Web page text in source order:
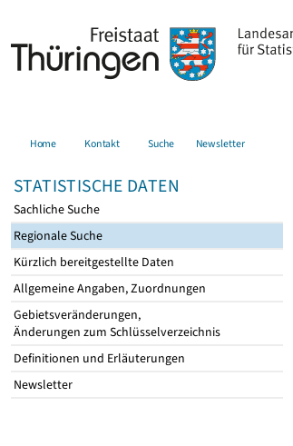
Home Kontakt Suche Newsletter
STATISTISCHE DATEN
Sachliche Suche
Regionale Suche
Kürzlich bereitgestellte Daten
Allgemeine Angaben, Zuordnungen
Gebietsveränderungen,
Änderungen zum Schlüsselverzeichnis
Definitionen und Erläuterungen
Newsletter